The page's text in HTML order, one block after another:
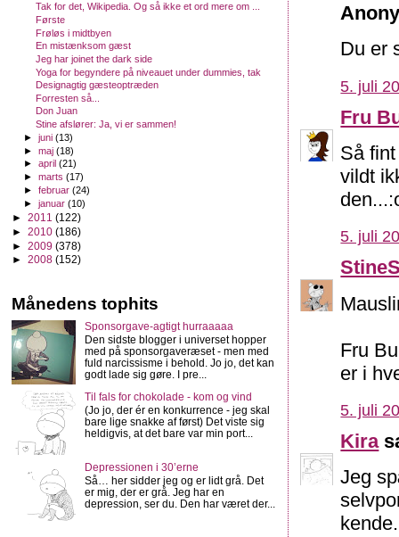
Du er
5. juli
Fru
Så
vildt
5. juli
Fru
er i
5. juli
Kira
Jeg
kende.
Tak for det, Wikipedia. Og så ikke et ord mere om ...
Første
Frøløs i midtbyen
En mistænksom gæst
Jeg har joinet the dark side
Yoga for begyndere på niveauet under dummies, tak
Designagtig gæsteoptræden
Forresten så...
Don Juan
Stine afslører: Ja, vi er sammen!
►juni(13)
►maj(18)
►april(21)
►marts(17)
►februar(24)
►januar(10)
► 2011 (122)
► 2010 (186)
► 2009 (378)
► 2008 (152)
Månedens tophits
Sponsorgave-agtigt hurraaaaa
Den sidste blogger i universet hopper
med på sponsorgaveræset - men med
fuld narcissisme i behold. Jo jo, det kan
godt lade sig gøre. I pre...
Til fals for chokolade - kom og vind
(Jo jo, der ér en konkurrence - jeg skal
bare lige snakke af først) Det viste sig
heldigvis, at det bare var min port...
Depressionen i 30’erne
Så… her sidder jeg og er lidt grå. Det
er mig, der er grå. Jeg har en
depression, ser du. Den har været der...